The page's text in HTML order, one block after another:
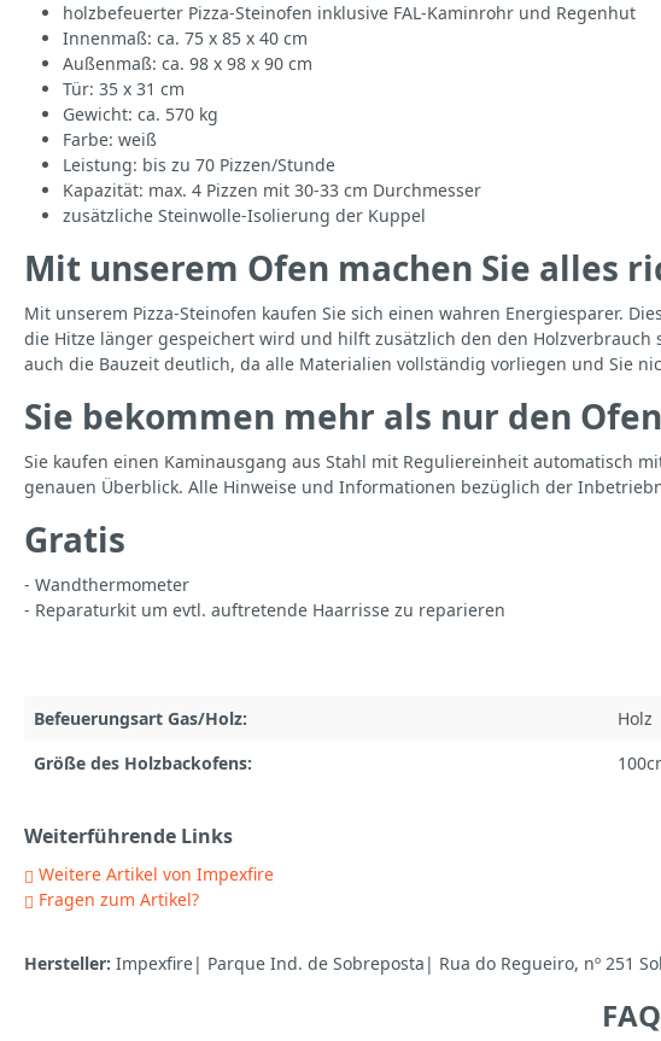
holzbefeuerter Pizza-Steinofen inklusive FAL-Kaminrohr und Regenhut
Innenmaß: ca. 75 x 85 x 40 cm
Außenmaß: ca. 98 x 98 x 90 cm
Tür: 35 x 31 cm
Gewicht: ca. 570 kg
Farbe: weiß
Leistung: bis zu 70 Pizzen/Stunde
Kapazität: max. 4 Pizzen mit 30-33 cm Durchmesser
zusätzliche Steinwolle-Isolierung der Kuppel
Mit unserem Ofen machen Sie alles
Mit unserem Pizza-Steinofen kaufen Sie sich einen wahren Energiesparer.
die Hitze länger gespeichert wird und hilft zusätzlich den den Holzverbrauch
auch die Bauzeit deutlich, da alle Materialien vollständig vorliegen und Sie
Sie bekommen mehr als nur den Ofen
Sie kaufen einen Kaminausgang aus Stahl mit Reguliereinheit automatisch
genauen Überblick. Alle Hinweise und Informationen bezüglich der
Gratis
- Wandthermometer
- Reparaturkit um evtl. auftretende Haarrisse zu reparieren
Befeuerungsart Gas/Holz:
Holz
Größe des Holzbackofens:
Weiterführende Links
Weitere Artikel von Impexfire
Fragen zum Artikel?
Hersteller: Impexfire| Parque Ind. de Sobreposta| Rua do Regueiro, nº 251